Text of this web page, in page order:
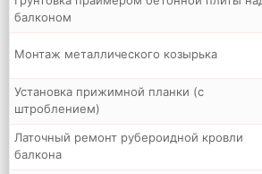
балконом
Монтаж металлического козырька
Установка прижимной планки (с
штроблением)
Латочный ремонт рубероидной кровли
балкона